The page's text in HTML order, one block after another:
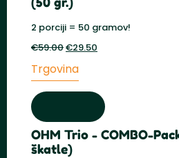
2 porciji = 50 gramov!
€59.00Prvotna
je
€59.00.
€29.50
Trgovina
OHM Trio - COMBO-
škatle)